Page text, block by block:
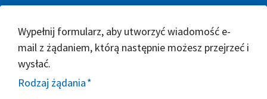
Wypełnij formularz, aby utworzyć wiadomość e-
mail z żądaniem, którą następnie możesz przejrzeć i
wysłać.
Rodzaj żądania*